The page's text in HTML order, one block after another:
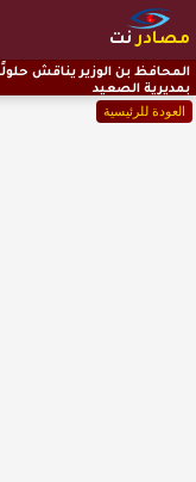
مصادرنت
العودة للرئيسية
المحافظ بن الوزير يناقش
بمديرية الصعيد